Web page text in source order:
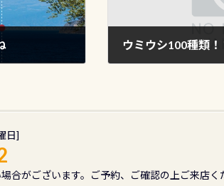
ウミウシ100種類！
日]
合がございます。ご予約、ご確認の上ご来店く